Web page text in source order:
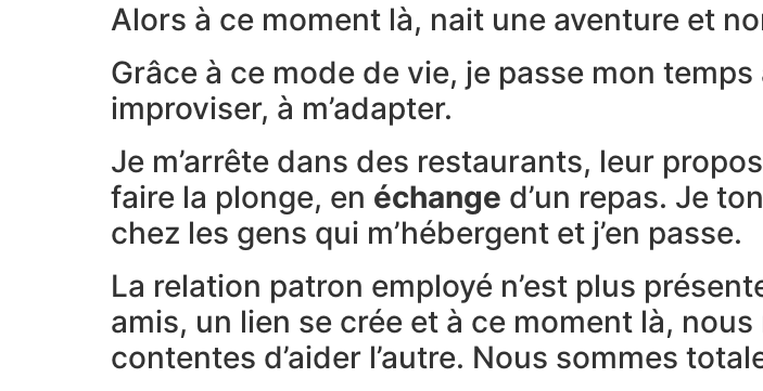
Alors à ce moment là, nait une aventure et
Grâce à ce mode de vie, je passe mon
improviser, à m’adapter.
Je m’arrête dans des restaurants, leur
faire la plonge, en échange d’un repas. Je
chez les gens qui m’hébergent et j’en passe.
La relation patron employé n’est plus
amis, un lien se crée et à ce moment là,
contentes d’aider l’autre. Nous sommes